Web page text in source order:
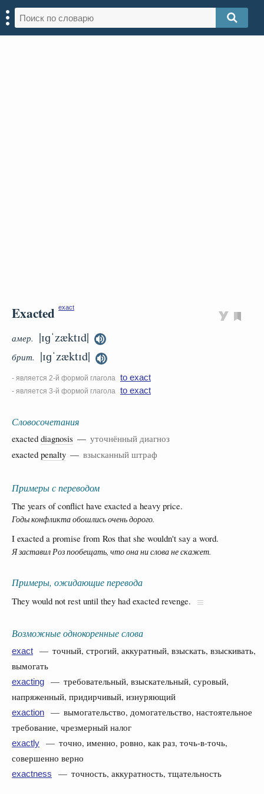
Exacted exact
амер. |ɪɡˈzæktɪd|
брит. |ɪɡˈzæktɪd|
- является 2-й формой глагола to exact
- является 3-й формой глагола to exact
Словосочетания
exacted diagnosis — уточнённый диагноз
exacted penalty — взысканный штраф
Примеры с переводом
The years of conflict have exacted a heavy price.
Годы конфликта обошлись очень дорого.
I exacted a promise from Ros that she wouldn't say a word.
Я заставил Роз пообещать, что она ни слова не скажет.
Примеры, ожидающие перевода
They would not rest until they had exacted revenge.
Возможные однокоренные слова
exact
— точный, строгий, аккуратный, взыскать, взыскивать,
вымогать
exacting
— требовательный, взыскательный, суровый,
напряженный, придирчивый, изнуряющий
exaction
— вымогательство, домогательство, настоятельное
требование, чрезмерный налог
exactly
— точно, именно, ровно, как раз, точь-в-точь,
совершенно верно
exactness — точность, аккуратность, тщательность